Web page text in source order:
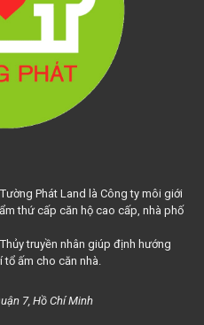
Phát Land là Công ty môi giới
thứ cấp căn hộ cao cấp, nhà phố
truyền nhân giúp định hướng
tổ ấm cho căn nhà.
7, Hồ Chí Minh